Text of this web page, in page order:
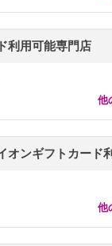
利用可能専門店
他
オンギフトカード
他